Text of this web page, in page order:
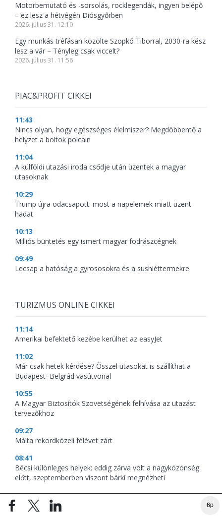
6p
Motorbemutató és -sorsolás, rocklegendák, ingyen belépő
– ez lesz a hétvégén Diósgyőrben
2026. július 31. 12:10
Egy munkás tréfásan közölte Szopkó Tiborral, 2030-ra kész
lesz a vár – Tényleg csak viccelt?
2026. július 31. 11:56
PIAC&PROFIT CIKKEI
11:43
Nincs olyan, hogy egészséges élelmiszer? Megdöbbentő a
helyzet a boltok polcain
11:04
A külföldi utazási iroda csődje után üzentek a magyar
utasoknak
10:29
Trump újra odacsapott: most a napelemek miatt üzent
hadat
10:13
Milliós büntetés egy ismert magyar fodrászcégnek
09:49
Lecsap a hatóság a gyrososokra és a sushiéttermekre
TURIZMUS ONLINE CIKKEI
11:14
Amerikai befektető kezébe kerülhet az easyJet
11:02
Már csak hetek kérdése? Ősszel utasokat is szállíthat a
Budapest–Belgrád vasútvonal
10:55
A Magyar Biztosítók Szövetségének felhívása az utazást
tervezőkhöz
09:27
Málta rekordközeli félévet zárt
08:41
Bécsi különleges helyek: eddig zárva volt a nagyközönség
előtt, szeptemberben viszont bárki megnézheti